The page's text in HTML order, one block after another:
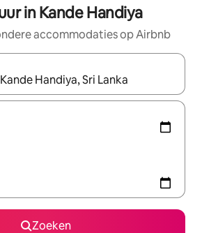
in Kande Handiya
accommodaties op Airbnb
beschikbaar zijn, maak je een keuze
Zoeken